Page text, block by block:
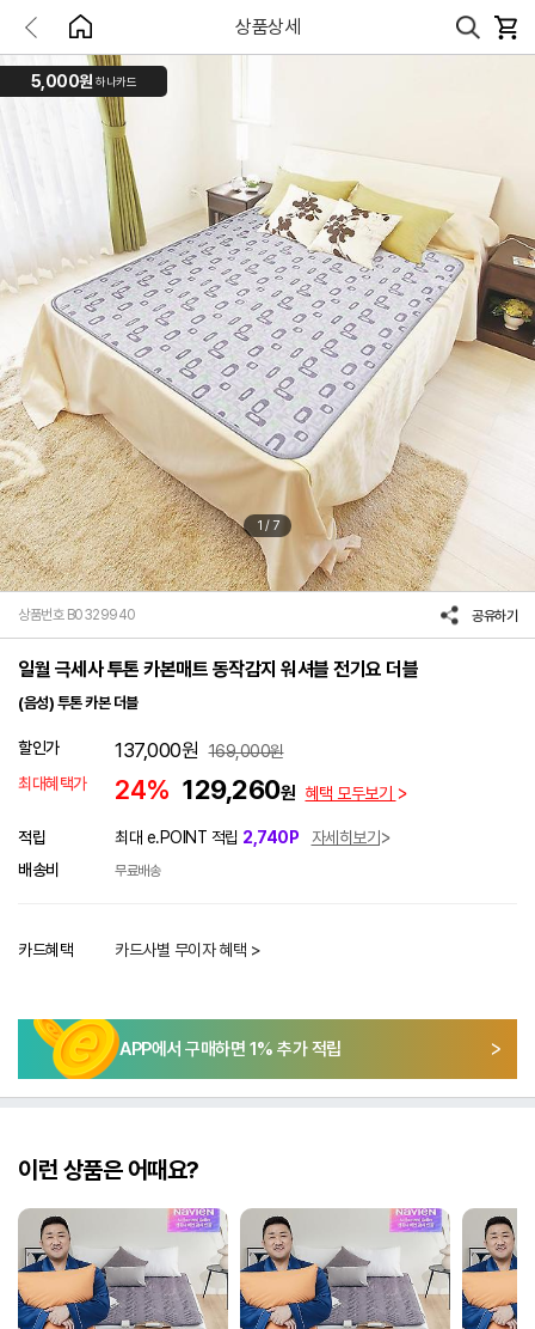
상품상세
5,000원 하나카드
1 / 7
상품번호 B0329940 공유하기
일월 극세사 투톤 카본매트 동작감지 워셔블 전기요 더블
(음성) 투톤 카본 더블
할인가 137,000원 169,000원
최대혜택가
24% 129,260원 혜택 모두보기
적립 최대 e.POINT 적립 2,740P
자세히보기
배송비
무료배송
카드혜택 카드사별 무이자 혜택 >
APP에서 구매하면 1% 추가 적립
이런 상품은 어때요?